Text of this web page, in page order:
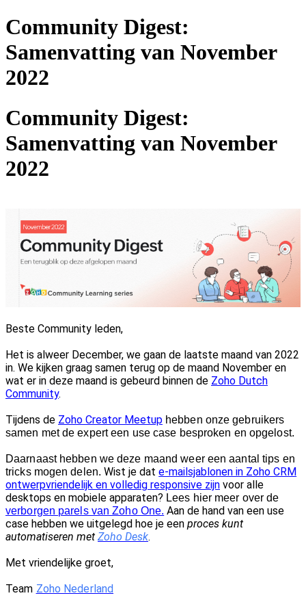
Community Digest:
Samenvatting van November
2022
Community Digest:
Samenvatting van November
2022
Beste Community leden,
Het is alweer December, we gaan de laatste maand van 2022
in. We kijken graag samen terug op de maand November en
wat er in deze maand is gebeurd binnen de Zoho Dutch
Community.
Tijdens de Zoho Creator Meetup hebben onze gebruikers
samen met de expert een use case besproken en opgelost.
Daarnaast hebben we deze maand weer een aantal tips en
tricks mogen delen.Wist je date-mailsjablonen in Zoho CRM
ontwerpvriendelijk en volledig responsive zijn voor alle
desktops en mobiele apparaten? Lees hier meer over de
verborgen parels van Zoho One. Aan de hand van een use
case hebben we uitgelegd hoe je een proces kunt
automatiseren met Zoho Desk.
Met vriendelijke groet,
Team Zoho Nederland